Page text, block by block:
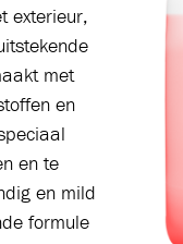
exterieur,
met
en
en te
en mild
formule